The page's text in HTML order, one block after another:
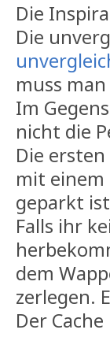
Die
Die
muss
Im
nicht die
Die
mit einem
geparkt
Falls ihr
dem
zerlegen.
Der